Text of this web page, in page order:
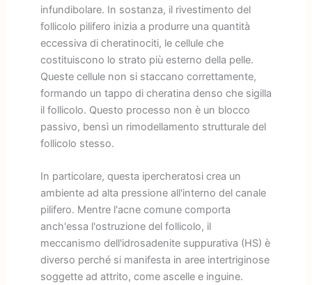
infundibolare. In sostanza, il rivestimento del
follicolo pilifero inizia a produrre una quantità
eccessiva di cheratinociti, le cellule che
costituiscono lo strato più esterno della pelle.
Queste cellule non si staccano correttamente,
formando un tappo di cheratina denso che sigilla
il follicolo. Questo processo non è un blocco
passivo, bensì un rimodellamento strutturale del
follicolo stesso.
In particolare, questa ipercheratosi crea un
ambiente ad alta pressione all'interno del canale
pilifero. Mentre l'acne comune comporta
anch'essa l'ostruzione del follicolo, il
meccanismo dell'idrosadenite suppurativa (HS) è
diverso perché si manifesta in aree intertriginose
soggette ad attrito, come ascelle e inguine.